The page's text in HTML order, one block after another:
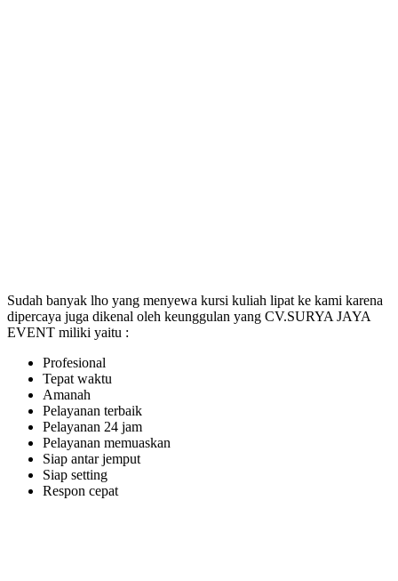
Sudah banyak lho yang menyewa kursi kuliah lipat ke kami karena
dipercaya juga dikenal oleh keunggulan yang CV.SURYA JAYA
EVENT miliki yaitu :
Profesional
Tepat waktu
Amanah
Pelayanan terbaik
Pelayanan 24 jam
Pelayanan memuaskan
Siap antar jemput
Siap setting
Respon cepat